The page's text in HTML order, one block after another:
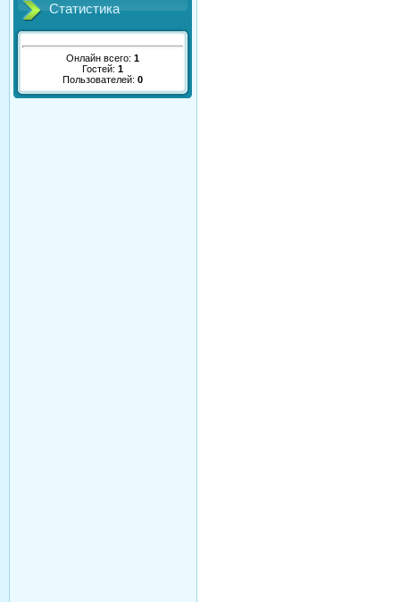
Статистика
Онлайн всего: 1
Гостей: 1
Пользователей: 0